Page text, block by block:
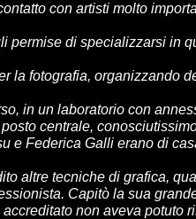
con artisti molto
permise di specializzarsi in
la fotografia, organizzando
in un laboratorio con
centrale,
e Federica Galli erano di
altre tecniche di grafica,
Capitò la sua
non aveva potuto